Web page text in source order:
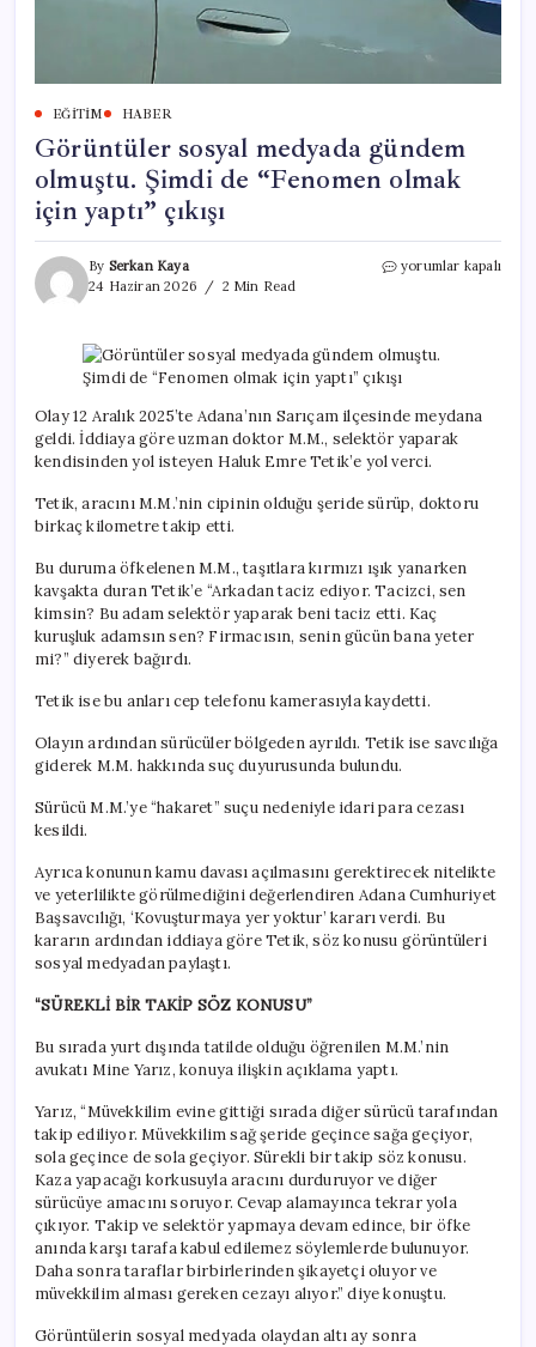
EĞITIM HABER
Görüntüler sosyal medyada gündem
olmuştu. Şimdi de “Fenomen olmak
için yaptı” çıkışı
By Serkan Kaya
24 Haziran 2026
2 Min Read
Görüntüler
olmuştu.
Şimdi
de
“Fenomen
için
yaptı”
için
yorumlar kapalı
Olay 12 Aralık 2025’te Adana’nın Sarıçam ilçesinde meydana
geldi. İddiaya göre uzman doktor M.M., selektör yaparak
kendisinden yol isteyen Haluk Emre Tetik’e yol verci.
Tetik, aracını M.M.’nin cipinin olduğu şeride sürüp, doktoru
birkaç kilometre takip etti.
Bu duruma öfkelenen M.M., taşıtlara kırmızı ışık yanarken
kavşakta duran Tetik’e “Arkadan taciz ediyor. Tacizci, sen
kimsin? Bu adam selektör yaparak beni taciz etti. Kaç
kuruşluk adamsın sen? Firmacısın, senin gücün bana yeter
mi?” diyerek bağırdı.
Tetik ise bu anları cep telefonu kamerasıyla kaydetti.
Olayın ardından sürücüler bölgeden ayrıldı. Tetik ise savcılığa
giderek M.M. hakkında suç duyurusunda bulundu.
Sürücü M.M.’ye “hakaret” suçu nedeniyle idari para cezası
kesildi.
Ayrıca konunun kamu davası açılmasını gerektirecek nitelikte
ve yeterlilikte görülmediğini değerlendiren Adana Cumhuriyet
Başsavcılığı, ‘Kovuşturmaya yer yoktur’ kararı verdi. Bu
kararın ardından iddiaya göre Tetik, söz konusu görüntüleri
sosyal medyadan paylaştı.
“SÜREKLİ BİR TAKİP SÖZ KONUSU”
Bu sırada yurt dışında tatilde olduğu öğrenilen M.M.’nin
avukatı Mine Yarız, konuya ilişkin açıklama yaptı.
Yarız, “Müvekkilim evine gittiği sırada diğer sürücü tarafından
takip ediliyor. Müvekkilim sağ şeride geçince sağa geçiyor,
sola geçince de sola geçiyor. Sürekli bir takip söz konusu.
Kaza yapacağı korkusuyla aracını durduruyor ve diğer
sürücüye amacını soruyor. Cevap alamayınca tekrar yola
çıkıyor. Takip ve selektör yapmaya devam edince, bir öfke
anında karşı tarafa kabul edilemez söylemlerde bulunuyor.
Daha sonra taraflar birbirlerinden şikayetçi oluyor ve
müvekkilim alması gereken cezayı alıyor.” diye konuştu.
Görüntülerin sosyal medyada olaydan altı ay sonra